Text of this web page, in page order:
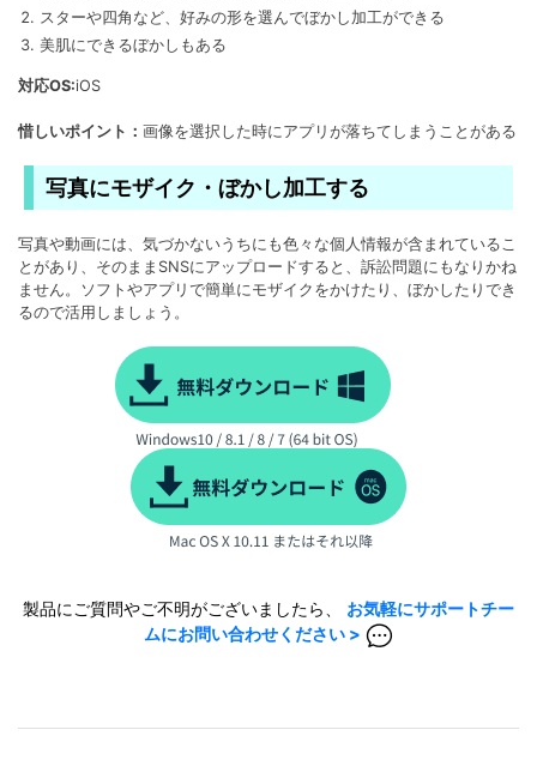
スターや四角など、好みの形を選んでぼかし加工ができる
美肌にできるぼかしもある
対応OS:iOS
惜しいポイント： 画像を選択した時にアプリが落ちてしまうことがある
写真にモザイク・ぼかし加工する
写真や動画には、気づかないうちにも色々な個人情報が含まれているこ
とがあり、そのままSNSにアップロードすると、訴訟問題にもなりかね
ません。ソフトやアプリで簡単にモザイクをかけたり、ぼかしたりでき
るので活用しましょう。
製品にご質問やご不明がございましたら、 お気軽にサポートチー
ムにお問い合わせください >